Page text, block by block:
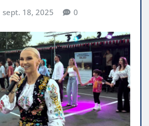
sept. 18, 2025 0